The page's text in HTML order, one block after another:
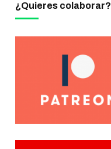
¿Quieres colaborar?